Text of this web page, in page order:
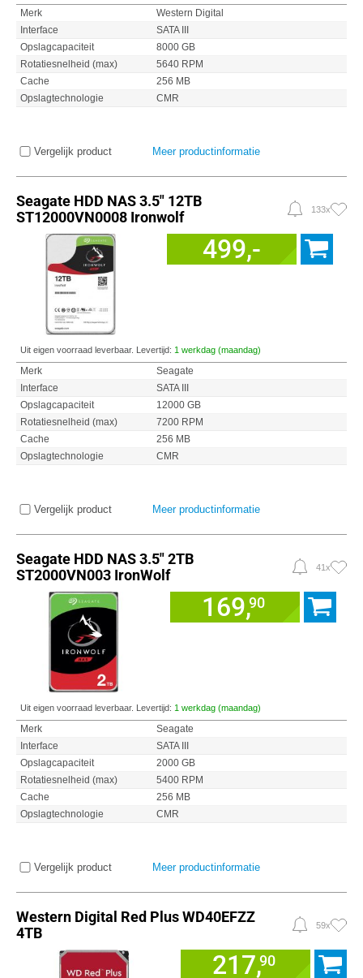
Merk
Western Digital
Interface
SATA III
Opslagcapaciteit
8000 GB
Rotatiesnelheid (max)
5640 RPM
Cache
256 MB
Opslagtechnologie
CMR
Vergelijk product Meer productinformatie
Seagate HDD NAS 3.5" 12TB
ST12000VN0008 Ironwolf
133x
499,-
Uit eigen voorraad leverbaar. Levertijd: 1 werkdag (maandag)
Merk
Seagate
Interface
SATA III
Opslagcapaciteit
12000 GB
Rotatiesnelheid (max)
7200 RPM
Cache
256 MB
Opslagtechnologie
CMR
Vergelijk product Meer productinformatie
Seagate HDD NAS 3.5" 2TB
ST2000VN003 IronWolf
41x
169,90
Uit eigen voorraad leverbaar. Levertijd: 1 werkdag (maandag)
Merk
Seagate
Interface
SATA III
Opslagcapaciteit
2000 GB
Rotatiesnelheid (max)
5400 RPM
Cache
256 MB
Opslagtechnologie
CMR
Vergelijk product Meer productinformatie
Western Digital Red Plus WD40EFZZ
4TB
59x
217,90